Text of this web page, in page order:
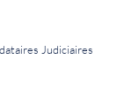
Judiciaires